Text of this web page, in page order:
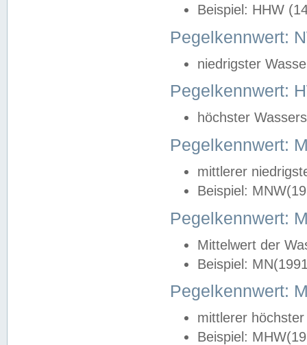
Beispiel: HHW
Pegelkennwert:
niedrigster
Pegelkennwert:
höchster
Pegelkennwert:
mittlerer
Beispiel:
Pegelkennwert:
Mittelwert der
Beispiel:
Pegelkennwert:
mittlerer
Beispiel: